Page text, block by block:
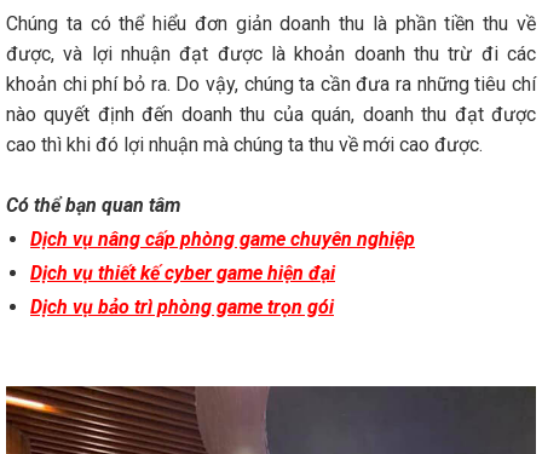
Chúng ta có thể hiểu đơn giản doanh thu là phần tiền thu về
được, và lợi nhuận đạt được là khoản doanh thu trừ đi các
khoản chi phí bỏ ra. Do vậy, chúng ta cần đưa ra những tiêu chí
nào quyết định đến doanh thu của quán, doanh thu đạt được
cao thì khi đó lợi nhuận mà chúng ta thu về mới cao được.
Có thể bạn quan tâm
Dịch vụ nâng cấp phòng game chuyên nghiệp
Dịch vụ thiết kế cyber game hiện đại
Dịch vụ bảo trì phòng game trọn gói